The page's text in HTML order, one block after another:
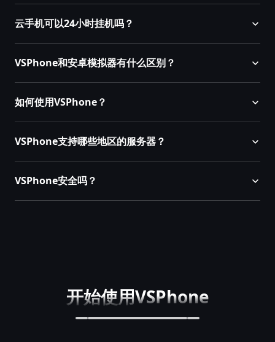
云手机可以24小时挂机吗？
VSPhone和安卓模拟器有什么区别？
如何使用VSPhone？
VSPhone支持哪些地区的服务器？
VSPhone安全吗？
开始使用VSPhone